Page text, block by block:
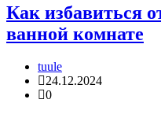
Как избавиться
ванной комнате
tuule
24.12.2024
0